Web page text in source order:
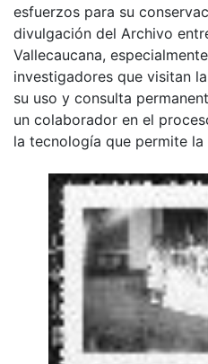
esfuerzos para su
divulgación del Archivo
Vallecaucana,
investigadores que visitan
su uso y consulta
un colaborador en el
la tecnología que permite